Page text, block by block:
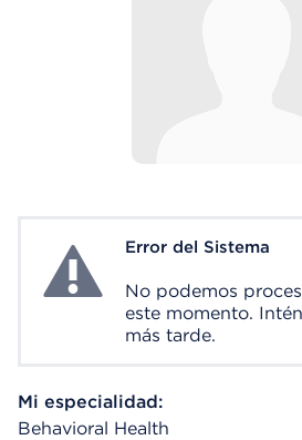
System ErrorError del Sistema
No podemos
este momento.
más tarde.
Mi especialidad:
Behavioral Health